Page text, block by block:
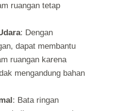
ruangan tetap
: Dengan
dapat membantu
ruangan karena
mengandung bahan
: Bata ringan